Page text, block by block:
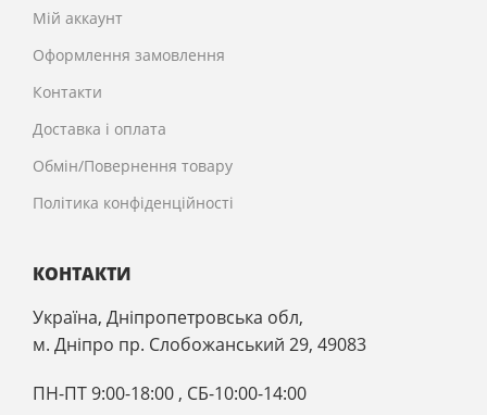
Мій аккаунт
Оформлення замовлення
Контакти
Доставка і оплата
Обмін/Повернення товару
Політика конфіденційності
КОНТАКТИ
Україна, Дніпропетровська обл,
м. Дніпро пр. Слобожанський 29, 49083
ПН-ПТ 9:00-18:00 , CБ-10:00-14:00